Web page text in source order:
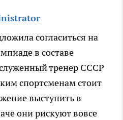
согласиться на
в составе
тренер СССР
спортсменам стоит
выступить в
они рискуют вовсе